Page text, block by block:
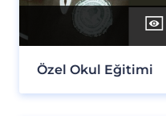
Özel Okul Eğitimi